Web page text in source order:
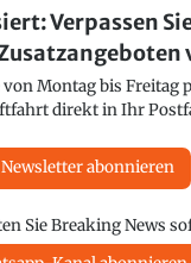
Verpassen
Montag bis
direkt in Ihr
Newsletter abonnieren
Sie Breaking News